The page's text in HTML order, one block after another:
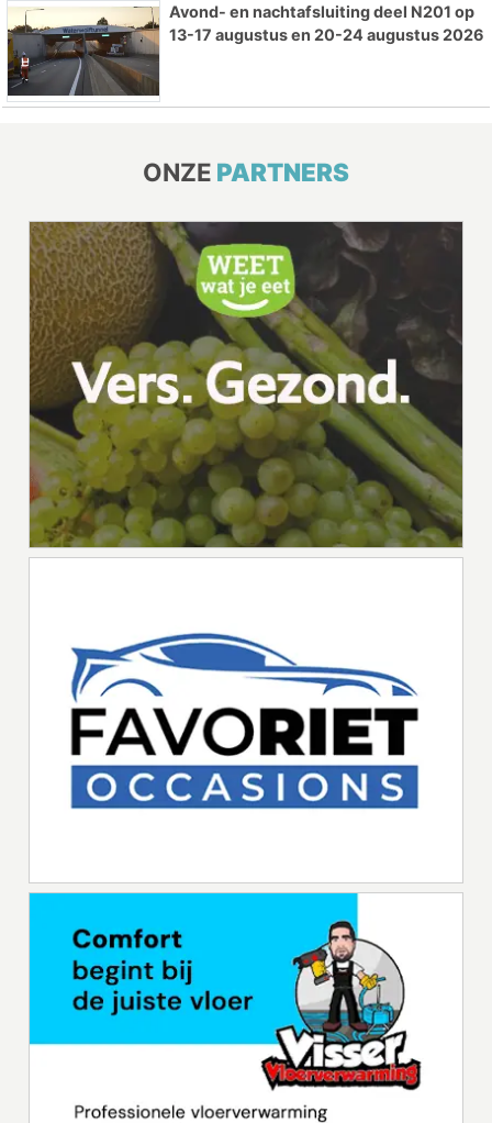
Avond- en nachtafsluiting deel N201 op
13-17 augustus en 20-24 augustus 2026
ONZE PARTNERS